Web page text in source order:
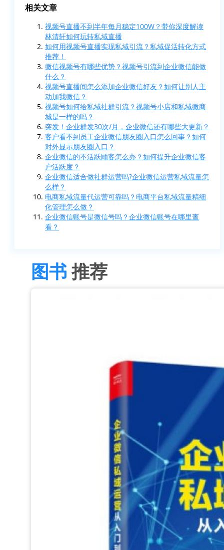
相关文章
视频号直播不到半年每月稳定100W？带你深度解读
林清轩如何玩转私域直播
如何用视频号直播实现私域引流？私域促活转化方式
推荐！
微信视频号有哪些优势？视频号引流到企业微信能做
什么？
视频号直播间怎么添加企业微信好友？如何让别人主
动加我微信？
视频号如何给私域社群引流？视频号小店和私域微商
城是一样的吗？
突发！企业群发30次/月，企业微信还有哪些大更新？
客户看不到员工企业微信朋友圈入口怎么回事？如何
对外显示朋友圈入口？
企业微信的不活跃顾客怎么办？如何提升企业微信客
户活跃度？
企业微信适合做社群运营吗?企业微信运营私域流量怎
么样？
电商私域流量代运营可靠吗？电商平台私域流量精细
化管理怎么做？
企业微信账号是微信号吗？企业微信账号在哪里查
看？
图书推荐